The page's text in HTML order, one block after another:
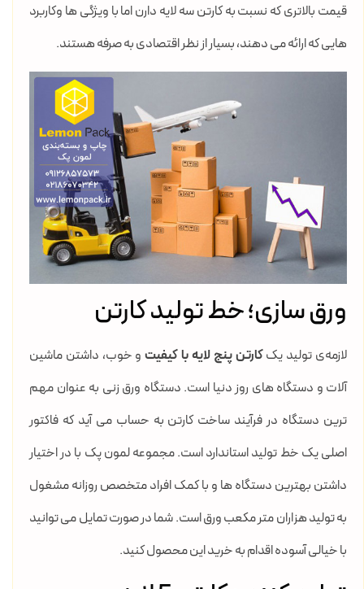
قیمت بالاتری که نسبت به کارتن سه لایه دارن اما با ویژگی ها وکاربرد
هایی که ارائه می دهند، بسیار از نظر اقتصادی به صرفه هستند.
ورق سازی؛ خط تولید کارتن
لازمه‌ی تولید یککارتن پنج لایه با کیفیتو خوب، داشتن ماشین
آلات و دستگاه های روز دنیا است. دستگاه ورق زنی به عنوان مهم
ترین دستگاه در فرآیند ساخت کارتن به حساب می آید که فاکتور
اصلی یک خط تولید استاندارد است. مجموعه لمون پک با در اختیار
داشتن بهترین دستگاه ها و با کمک افراد متخصص روزانه مشغول
به تولید هزاران متر مکعب ورق است. شما در صورت تمایل می توانید
با خیالی آسوده اقدام به خرید این محصول کنید.